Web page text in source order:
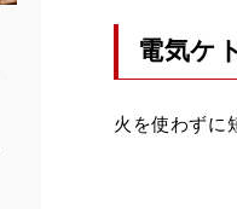
電気ケ
火を使わずに